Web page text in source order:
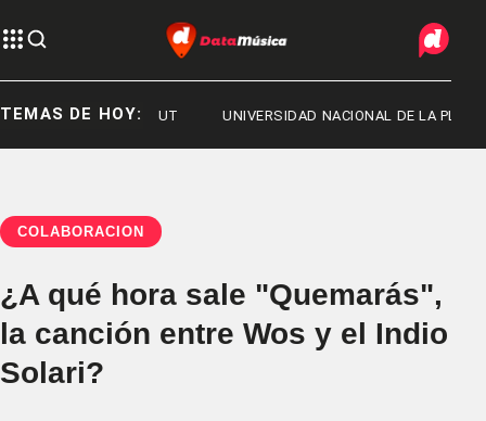
TEMAS DE HOY:
CHUBUT UNIVERSIDAD NACIONAL DE LA PLATA
COLABORACIÓN
¿A qué hora sale "Quemarás",
la canción entre Wos y el Indio
Solari?